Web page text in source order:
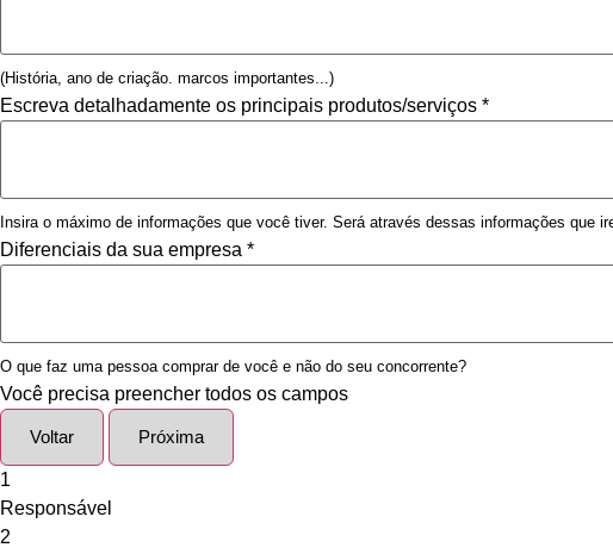
(História, ano de criação. marcos importantes...)
Escreva detalhadamente os principais produtos/serviços *
Insira o máximo de informações que você tiver. Será através dessas informações que
Diferenciais da sua empresa *
O que faz uma pessoa comprar de você e não do seu concorrente?
Você precisa preencher todos os campos
Voltar Próxima
1
Responsável
2